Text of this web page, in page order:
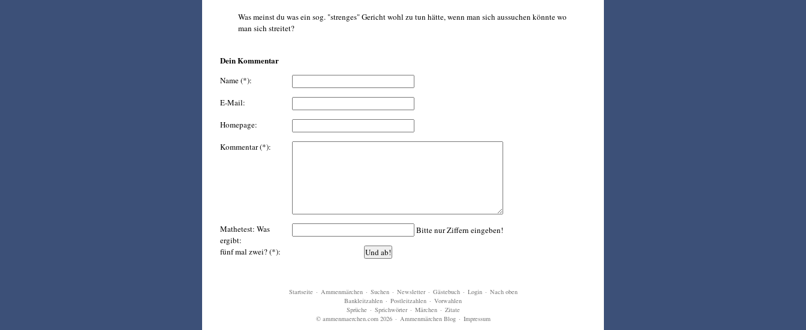
Was meinst du was ein sog. "strenges" Gericht wohl zu tun hätte, wenn man sich aussuchen könnte wo
man sich streitet?
Dein Kommentar
Name (*):
E-Mail:
Homepage:
Kommentar (*):
Mathetest: Was
ergibt:
fünf mal zwei? (*):
Bitte nur Ziffern eingeben!
Startseite · Ammenmärchen · Suchen · Newsletter · Gästebuch · Login · Nach oben
Bankleitzahlen · Postleitzahlen · Vorwahlen
Sprüche · Sprichwörter · Märchen · Zitate
© ammenmaerchen.com 2026 · Ammenmärchen Blog · Impressum